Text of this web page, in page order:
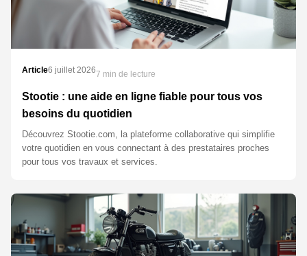
Article6 juillet 20267 min de lecture
Stootie : une aide en ligne fiable pour tous vos
besoins du quotidien
Découvrez Stootie.com, la plateforme collaborative qui simplifie
votre quotidien en vous connectant à des prestataires proches
pour tous vos travaux et services.